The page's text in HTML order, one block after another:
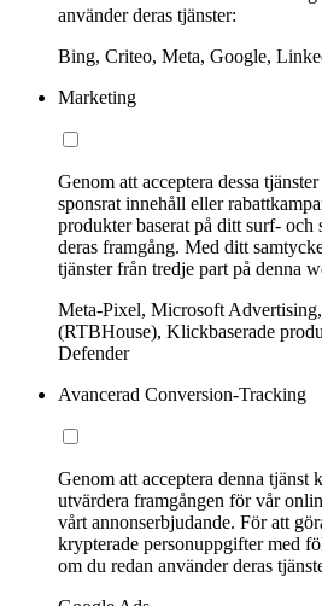
använder deras tjänster:
Bing, Criteo, Meta, Google,
Marketing
Genom att acceptera dessa
sponsrat innehåll eller
produkter baserat på ditt surf- och
deras framgång. Med ditt
tjänster från tredje part på denna
Meta-Pixel, Microsoft
(RTBHouse), Klickbaserade
Defender
Avancerad Conversion-Tracking
Genom att acceptera denna tjänst
utvärdera framgången för vår
vårt annonserbjudande. För att
krypterade personuppgifter med
om du redan använder deras